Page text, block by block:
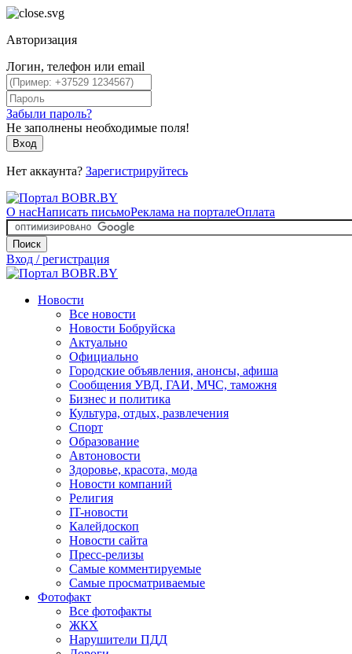
Авторизация
Логин, телефон или email
Забыли пароль?
Не заполнены необходимые поля!
Вход
Нет аккаунта? Зарегистрируйтесь
О насНаписать письмоРеклама на порталеОплата
Поиск
Вход / регистрация
Новости
Все новости
Новости Бобруйска
Актуально
Официально
Городские объявления, анонсы, афиша
Сообщения УВД, ГАИ, МЧС, таможня
Бизнес и политика
Культура, отдых, развлечения
Спорт
Образование
Автоновости
Здоровье, красота, мода
Новости компаний
Религия
IT-новости
Калейдоскоп
Новости сайта
Пресс-релизы
Самые комментируемые
Самые просматриваемые
Фотофакт
Все фотофакты
ЖКХ
Нарушители ПДД